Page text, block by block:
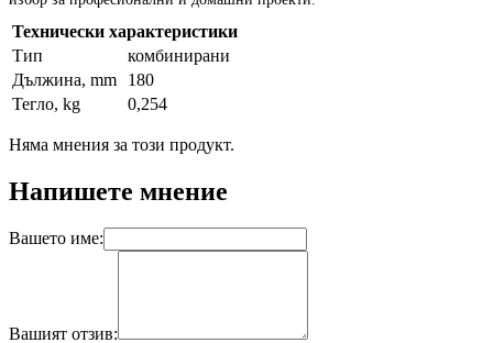
Технически характеристики
Тип
комбинирани
Дължина, mm
180
Тегло, kg
0,254
Няма мнения за този продукт.
Напишете мнение
Вашето име:
Вашият отзив: